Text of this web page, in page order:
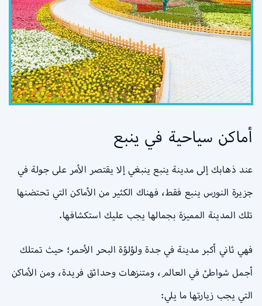
أماكن سياحية في ينبع
عند ذهابك إلى مدينة ينبع ينبغي إلا يقتصر الأمر على جولة في
جزيرة النورس ينبع فقط، فهناك الكثير من الأماكن التي تحتضنها
تلك المدينة المميزة بجمالها يجب عليك استكشافها.
فهي ثاني أكبر مدينة في جدة ولؤلؤة البحر الأحمر؛ حيث تمتلك
أجمل شواطئ في العالم، ومتنزهات وحدائق فريدة، ومن الأماكن
التي يجب زيارتها ما يلي: